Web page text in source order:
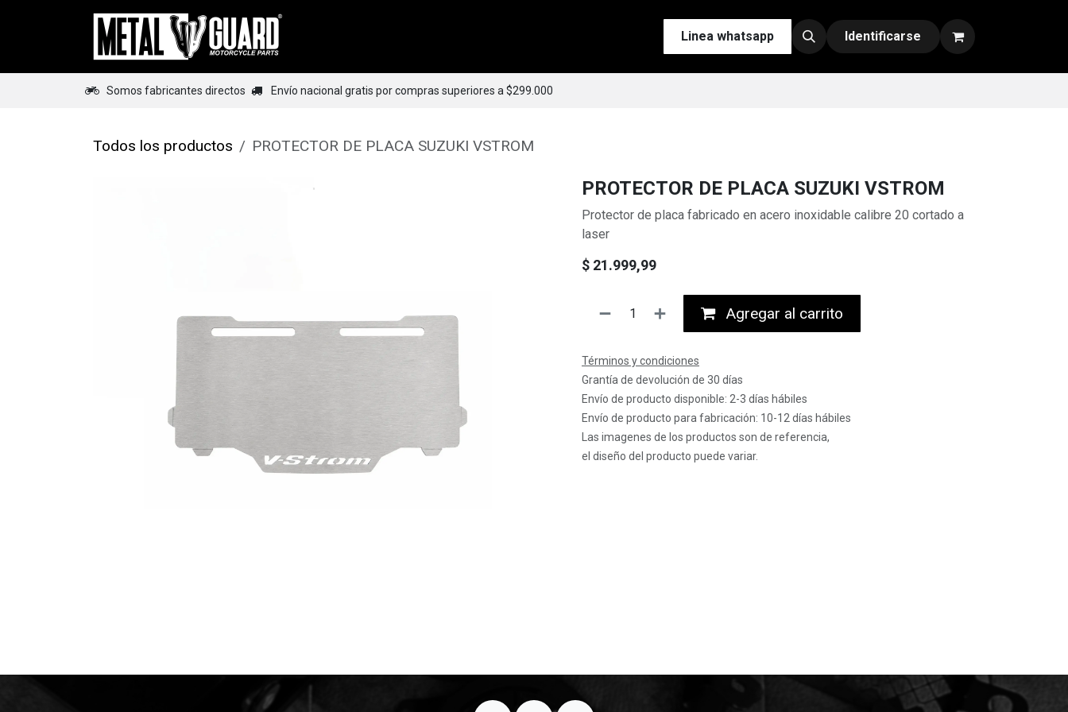
Ir al contenido
Esenciales Contáctenos Nuestras Redes y Canales de Venta
Linea whatsapp Identificarse
Somos fabricantes directos Envío nacional gratis por compras superiores a $299.000
Todos los productos PROTECTOR DE PLACA SUZUKI VSTROM
PROTECTOR DE PLACA SUZUKI VSTROM
Protector de placa fabricado en acero inoxidable calibre 20 cortado a
laser
$ 21.999,99
Agregar al carrito
Términos y condiciones
Grantía de devolución de 30 días
Envío de producto disponible: 2-3 días hábiles
Envío de producto para fabricación: 10-12 días hábiles
Las imagenes de los productos son de referencia,
el diseño del producto puede variar.